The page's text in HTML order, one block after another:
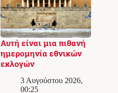
Αυτή είναι μια πιθανή
ημερομηνία εθνικών
εκλογών
3 Αυγούστου 2026,
00:25